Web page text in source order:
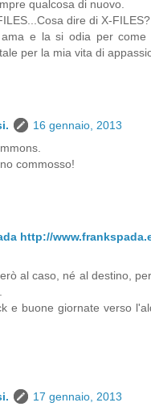
qualcosa di nuovo.
dire di X-FILES?
e la si odia per
per la mia vita di
16 gennaio, 2013
commosso!
http://
al caso, né al destino,
e buone giornate verso
17 gennaio, 2013